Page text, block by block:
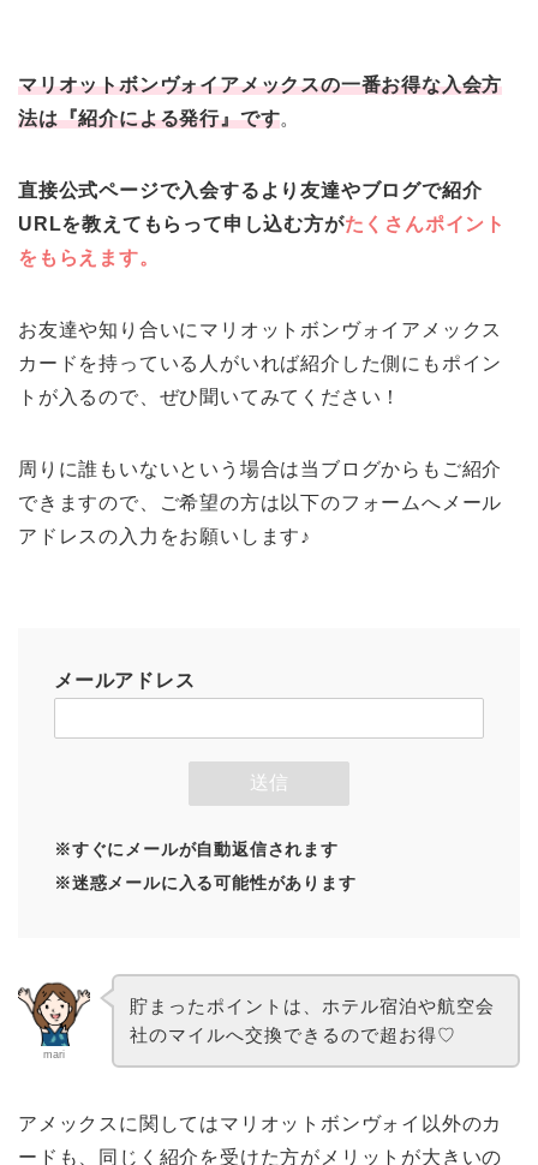
マリオットボンヴォイアメックスの一番お得な入会方
法は『紹介による発行』です。
直接公式ページで入会するより友達やブログで紹介
URLを教えてもらって申し込む方がたくさんポイント
をもらえます。
お友達や知り合いにマリオットボンヴォイアメックス
カードを持っている人がいれば紹介した側にもポイン
トが入るので、ぜひ聞いてみてください！
周りに誰もいないという場合は当ブログからもご紹介
できますので、ご希望の方は以下のフォームへメール
アドレスの入力をお願いします♪
メールアドレス
※すぐにメールが自動返信されます
※迷惑メールに入る可能性があります
mari
貯まったポイントは、ホテル宿泊や航空会
社のマイルへ交換できるので超お得♡
アメックスに関してはマリオットボンヴォイ以外のカ
ードも、同じく紹介を受けた方がメリットが大きいの